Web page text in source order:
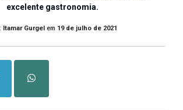
excelente gastronomia.
Itamar Gurgelem 19 de julho de 2021